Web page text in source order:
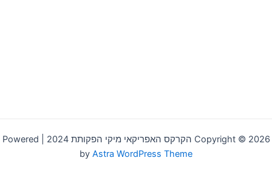
Copyright © 2026 הקרקס האפריקאי מיקי הפקותת 2024 | Powered
by Astra WordPress Theme